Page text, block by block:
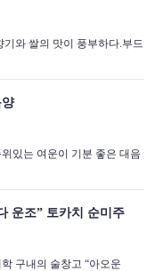
와 쌀의 맛이 풍부하다.부드
양
있는 여운이 기분 좋은 대음
운조” 토카치 순미주
구내의 술창고 “아오운